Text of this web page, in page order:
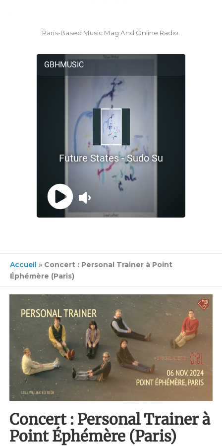
Paris-Based Music Mag And Online Radio.
Accueil » Concert : Personal Trainer à Point
Éphémère (Paris)
Concert : Personal Trainer à
Point Éphémère (Paris)